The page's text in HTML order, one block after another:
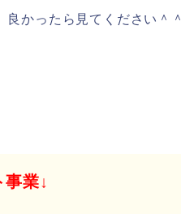
かったら見てください＾＾
事業↓